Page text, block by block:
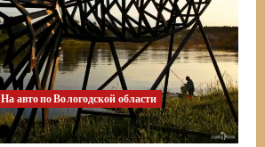
На авто по Вологодской области